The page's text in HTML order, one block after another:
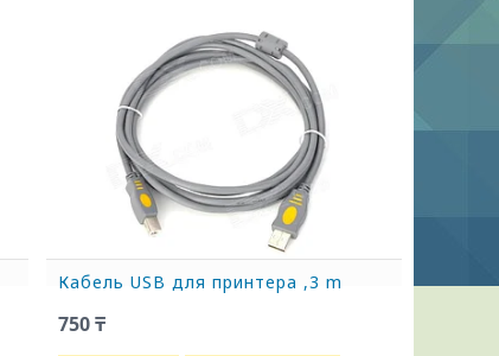
Кабель USB для принтера ,3 m
750 ₸